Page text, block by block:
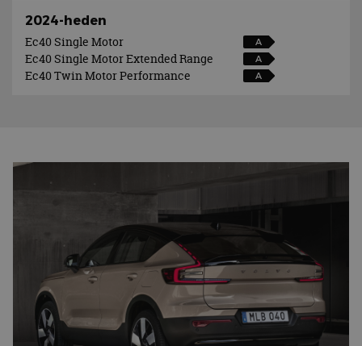
2024-heden
Ec40 Single Motor
A
Ec40 Single Motor Extended Range A
Ec40 Twin Motor Performance A